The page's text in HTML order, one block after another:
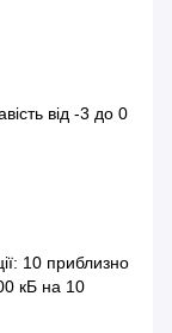
від -3 до 0
10 приблизно
кБ на 10